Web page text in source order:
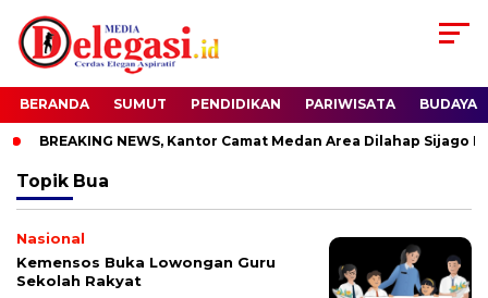
BERANDA SUMUT PENDIDIKAN PARIWISATA BUDAYA
BREAKING NEWS, Kantor Camat Medan Area Dilahap Sijago
Topik Bua
Nasional
Kemensos Buka Lowongan Guru
Sekolah Rakyat